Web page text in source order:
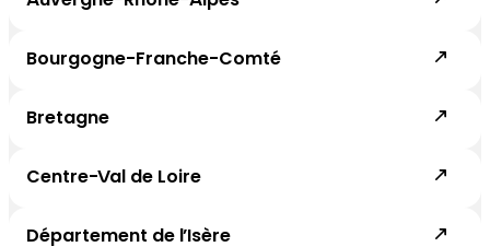
Département de l’Isère
Bourgogne-Franche-Comté
Bretagne
Centre-Val de Loire